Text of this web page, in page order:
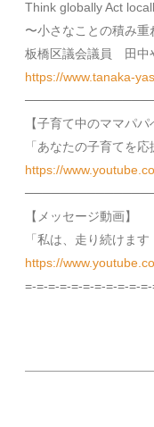
Think globally Act
〜小さなことの積み
板橋区議会議員 田中
https://www.tanaka-
【子育て中のママパパ
「あなたの子育てを応
https://
【メッセージ動画】
「私は、走り続けます
https://
=-=-=-=-=-=-=-=-=-=-